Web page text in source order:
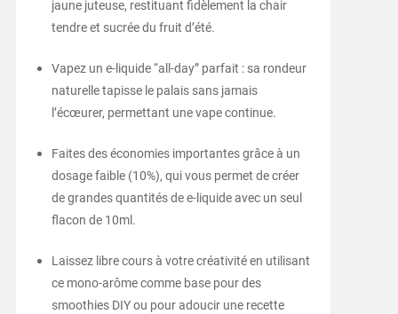
jaune juteuse, restituant fidèlement la chair
tendre et sucrée du fruit d’été.
Vapez un e-liquide “all-day” parfait : sa rondeur
naturelle tapisse le palais sans jamais
l’écœurer, permettant une vape continue.
Faites des économies importantes grâce à un
dosage faible (10%), qui vous permet de créer
de grandes quantités de e-liquide avec un seul
flacon de 10ml.
Laissez libre cours à votre créativité en utilisant
ce mono-arôme comme base pour des
smoothies DIY ou pour adoucir une recette